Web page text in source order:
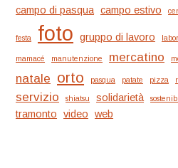
campo di pasqua campo estivo
festa foto gruppo di lavoro
mamacé manutenzione mercatino
natale orto pasqua patate pizza
servizio shiatsu solidarietà
tramonto video web